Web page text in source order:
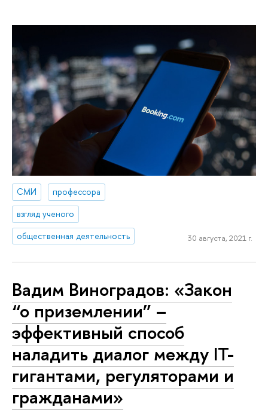
СМИ
профессора
взгляд ученого
общественная деятельность
30 августа, 2021 г.
Вадим Виноградов: «Закон
“о приземлении” –
эффективный способ
наладить диалог между IT-
гигантами, регуляторами и
гражданами»